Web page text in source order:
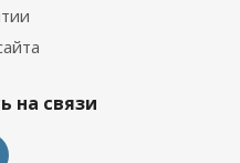
на связи